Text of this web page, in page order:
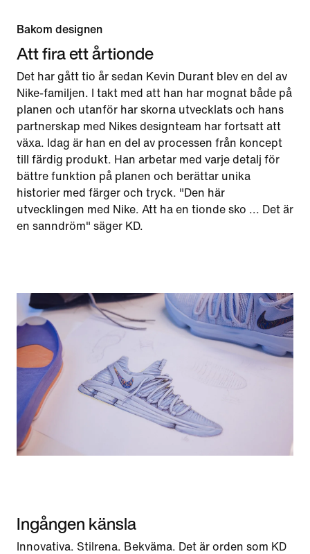
Bakom designen
Att fira ett årtionde
Det har gått tio år sedan Kevin Durant blev en del av
Nike-familjen. I takt med att han har mognat både på
planen och utanför har skorna utvecklats och hans
partnerskap med Nikes designteam har fortsatt att
växa. Idag är han en del av processen från koncept
till färdig produkt. Han arbetar med varje detalj för
bättre funktion på planen och berättar unika
historier med färger och tryck. "Den här
utvecklingen med Nike. Att ha en tionde sko ... Det är
en sanndröm" säger KD.
Ingången känsla
Innovativa. Stilrena. Bekväma. Det är orden som KD